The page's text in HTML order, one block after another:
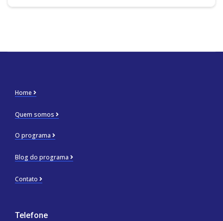
Home
Quem somos
O programa
Blog do programa
Contato
Telefone